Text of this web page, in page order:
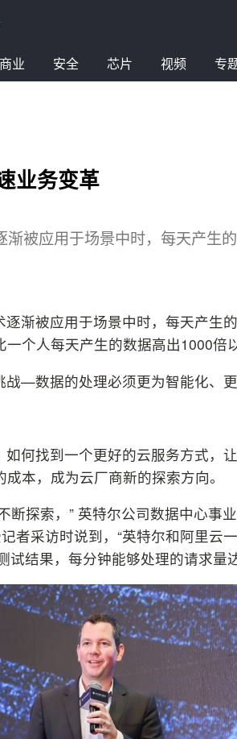
商业 安全 芯片 视频 专
业务变革
被应用于场景中时，每天产生
渐被应用于场景中时，每天产生的
个人每天产生的数据高出1000倍以
—数据的处理必须更为智能化、更
何找到一个更好的云服务方式，
本，成为云厂商新的探索方向。
断探索，” 英特尔公司数据中心事
者采访时说到，“英特尔和阿里云
结果，每分钟能够处理的请求量